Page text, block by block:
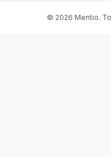
© 2026 Mentio.